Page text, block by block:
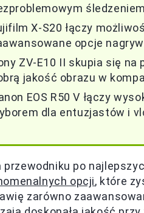
X-S20 łączy
opcje
ZV-E10 II skupia się
jakość obrazu w
EOS R50 V łączy
dla entuzjastów i
przewodniku po
opcji, które
zarówno